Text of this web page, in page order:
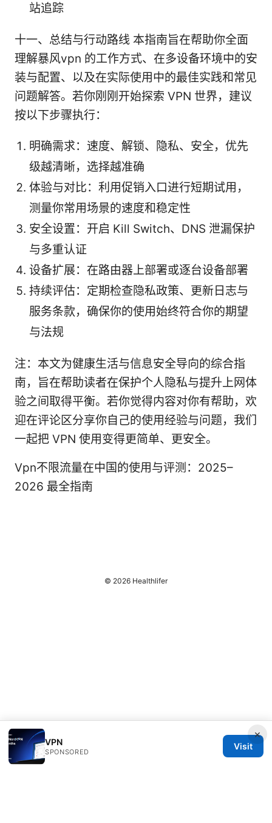
站追踪
十一、总结与行动路线 本指南旨在帮助你全面
理解暴风vpn 的工作方式、在多设备环境中的安
装与配置、以及在实际使用中的最佳实践和常见
问题解答。若你刚刚开始探索 VPN 世界，建议
按以下步骤执行：
明确需求：速度、解锁、隐私、安全，优先
级越清晰，选择越准确
体验与对比：利用促销入口进行短期试用，
测量你常用场景的速度和稳定性
安全设置：开启 Kill Switch、DNS 泄漏保护
与多重认证
设备扩展：在路由器上部署或逐台设备部署
持续评估：定期检查隐私政策、更新日志与
服务条款，确保你的使用始终符合你的期望
与法规
注：本文为健康生活与信息安全导向的综合指
南，旨在帮助读者在保护个人隐私与提升上网体
验之间取得平衡。若你觉得内容对你有帮助，欢
迎在评论区分享你自己的使用经验与问题，我们
一起把 VPN 使用变得更简单、更安全。
Vpn不限流量在中国的使用与评测：2025–
2026 最全指南
×
VPN
SPONSORED
Visit
© 2026 Healthlifer